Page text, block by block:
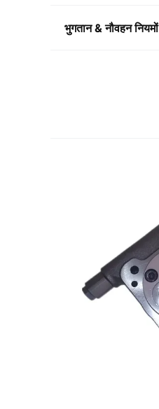
भुगतान & नौवहन नियमों